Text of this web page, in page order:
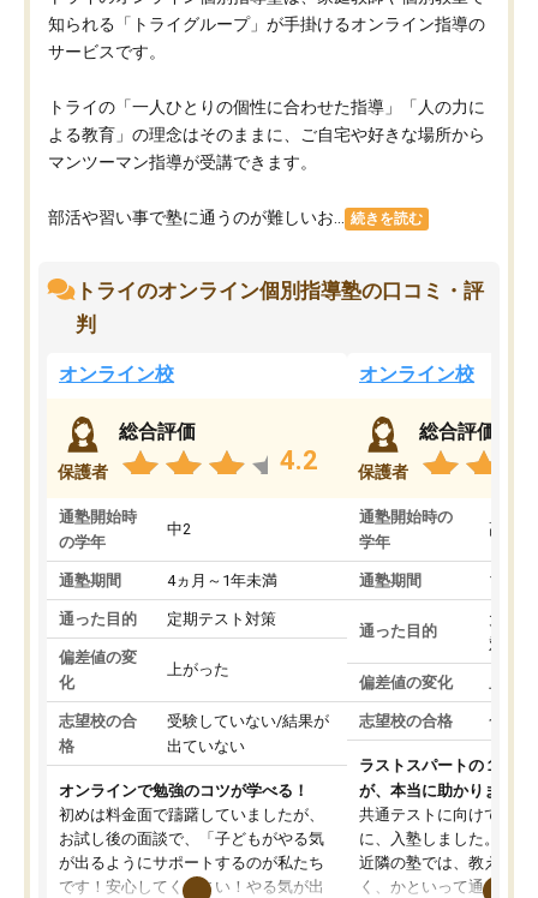
知られる「トライグループ」が手掛けるオンライン指導の
サービスです。
トライの「一人ひとりの個性に合わせた指導」「人の力に
よる教育」の理念はそのままに、ご自宅や好きな場所から
マンツーマン指導が受講できます。
部活や習い事で塾に通うのが難しいお... 続きを読む
トライのオンライン個別指導塾の口コミ・評
判
オンライン校
保護者
総合評価
4.2
通塾開始時
の学年
中2
通塾期間 4ヵ月～1年未満
通った目的 定期テスト対策
偏差値の変
化
上がった
志望校の合
格
受験していない/結果が
出ていない
オンラインで勉強のコツが学べる！
初めは料金面で躊躇していましたが、
お試し後の面談で、「子どもがやる気
が出るようにサポートするのが私たち
です！安心してください！やる気が出
オンライン校
保護者
総合評価
通塾開始時の
学年
高3
通塾期間 1～3
通った目的
大学
対策
偏差値の変化 上が
志望校の合格 合格
ラストスパートの１か月
が、本当に助かりました
共通テストに向けての追
に、入塾しました。田舎
近隣の塾では、教えても
く、かといって通うには